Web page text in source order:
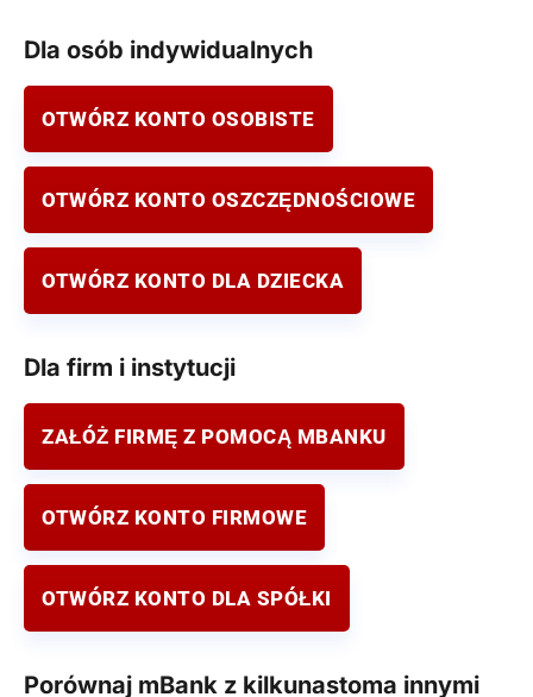
Dla osób indywidualnych
OTWÓRZ KONTO OSOBISTE
OTWÓRZ KONTO OSZCZĘDNOŚCIOWE
OTWÓRZ KONTO DLA DZIECKA
Dla firm i instytucji
ZAŁÓŻ FIRMĘ Z POMOCĄ MBANKU
OTWÓRZ KONTO FIRMOWE
OTWÓRZ KONTO DLA SPÓŁKI
Porównaj mBank z kilkunastoma innymi